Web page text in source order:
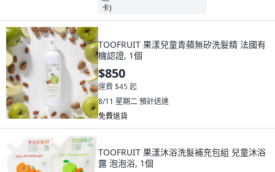
TOOFRUIT 果漾兒童青蘋無矽洗髮精 法國有
機認證, 1個
$850
運費 $45 起
8/11 星期二預計送達
免費退貨
TOOFRUIT 果漾沐浴洗髮補充包組 兒童沐浴
露 泡泡浴, 1個